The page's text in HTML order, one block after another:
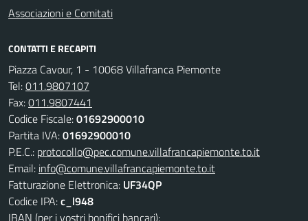
Associazioni e Comitati
CONTATTI E RECAPITI
Piazza Cavour, 1 - 10068 Villafranca Piemonte
Tel:011.9807107
Fax:011.9807441
Codice Fiscale:01692900010
Partita IVA:01692900010
P.E.C.: protocollo@pec.comune.villafrancapiemonte.to.it
Email: info@comune.villafrancapiemonte.to.it
Fatturazione Elettronica: UF34QP
Codice IPA:c_l948
IBAN (per i vostri bonifici bancari):